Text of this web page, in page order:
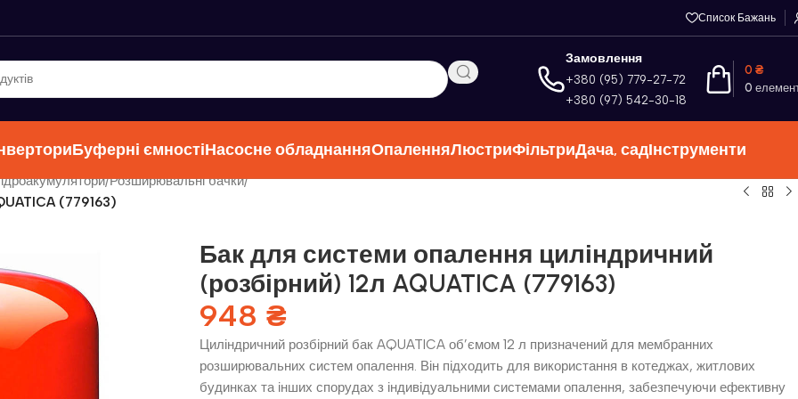
Список Бажань
Замовлення
+380 (95) 779-27-72
+380 (97) 542-30-18
0
0 ₴
Буферні ємностіНасосне обладнанняОпаленняЛюстриФільтриДача, садІнструменти
/Розширювальні бачки/
(779163)
Бак для системи опалення циліндричний
(розбірний) 12л AQUATICA (779163)
948 ₴
Циліндричний розбірний бак AQUATICA об’ємом 12 л призначений для мембранних
розширювальних систем опалення. Він підходить для використання в котеджах, житлових
будинках та інших спорудах з індивідуальними системами опалення, забезпечуючи ефективну